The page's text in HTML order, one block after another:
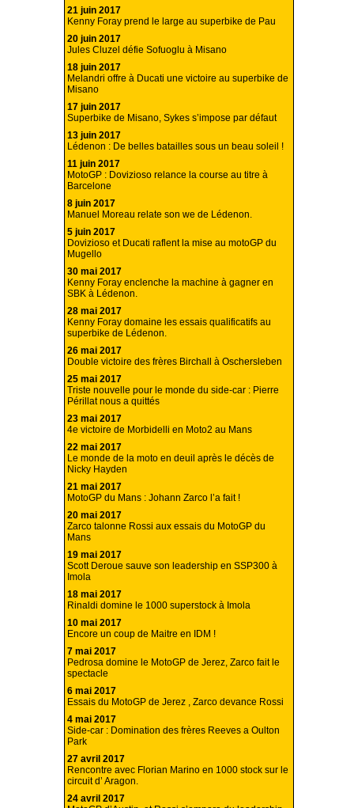
21 juin 2017
Kenny Foray prend le large au superbike de Pau
20 juin 2017
Jules Cluzel défie Sofuoglu à Misano
18 juin 2017
Melandri offre à Ducati une victoire au superbike de
Misano
17 juin 2017
Superbike de Misano, Sykes s’impose par défaut
13 juin 2017
Lédenon : De belles batailles sous un beau soleil !
11 juin 2017
MotoGP : Dovizioso relance la course au titre à
Barcelone
8 juin 2017
Manuel Moreau relate son we de Lédenon.
5 juin 2017
Dovizioso et Ducati raflent la mise au motoGP du
Mugello
30 mai 2017
Kenny Foray enclenche la machine à gagner en
SBK à Lédenon.
28 mai 2017
Kenny Foray domaine les essais qualificatifs au
superbike de Lédenon.
26 mai 2017
Double victoire des frères Birchall à Oschersleben
25 mai 2017
Triste nouvelle pour le monde du side-car : Pierre
Périllat nous a quittés
23 mai 2017
4e victoire de Morbidelli en Moto2 au Mans
22 mai 2017
Le monde de la moto en deuil après le décès de
Nicky Hayden
21 mai 2017
MotoGP du Mans : Johann Zarco l’a fait !
20 mai 2017
Zarco talonne Rossi aux essais du MotoGP du
Mans
19 mai 2017
Scott Deroue sauve son leadership en SSP300 à
Imola
18 mai 2017
Rinaldi domine le 1000 superstock à Imola
10 mai 2017
Encore un coup de Maitre en IDM !
7 mai 2017
Pedrosa domine le MotoGP de Jerez, Zarco fait le
spectacle
6 mai 2017
Essais du MotoGP de Jerez , Zarco devance Rossi
4 mai 2017
Side-car : Domination des frères Reeves a Oulton
Park
27 avril 2017
Rencontre avec Florian Marino en 1000 stock sur le
circuit d’ Aragon.
24 avril 2017